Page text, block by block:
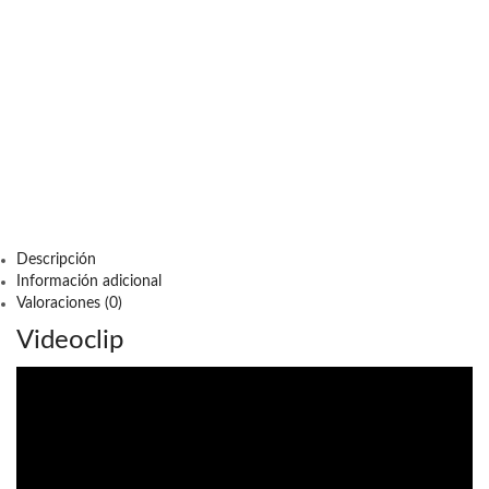
Descripción
Información adicional
Valoraciones (0)
Videoclip